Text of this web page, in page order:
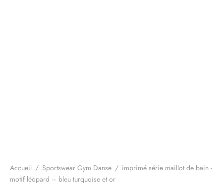
Accueil / Sportswear Gym Danse / imprimé série maillot de bain -
motif léopard – bleu turquoise et or